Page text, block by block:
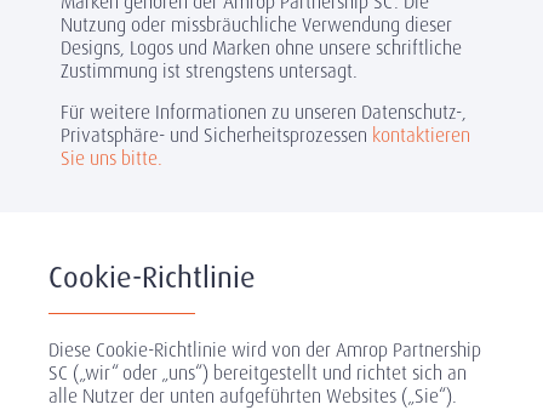
Nutzung oder missbräuchliche Verwendung dieser
Designs, Logos und Marken ohne unsere schriftliche
Zustimmung ist strengstens untersagt.
Für weitere Informationen zu unseren Datenschutz-,
Privatsphäre- und Sicherheitsprozessen kontaktieren
Sie uns bitte.
Cookie-Richtlinie
Diese Cookie-Richtlinie wird von der Amrop Partnership
SC („wir“ oder „uns“) bereitgestellt und richtet sich an
alle Nutzer der unten aufgeführten Websites („Sie“).